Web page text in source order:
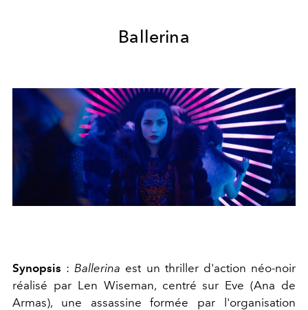
Ballerina
Synopsis : Ballerina est un thriller d'action néo-noir
réalisé par Len Wiseman, centré sur Eve (Ana de
Armas), une assassine formée par l'organisation